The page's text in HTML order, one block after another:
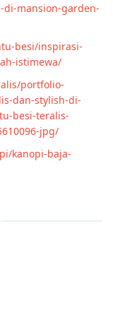
mansion-garden-
besi/inspirasi-
istimewa/
portfolio-
dan-stylish-di-
besi-teralis-
jpg/
kanopi-baja-